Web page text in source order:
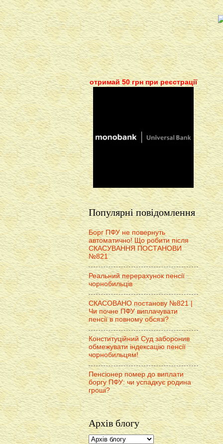
отримай 50 грн при реєстрації
Популярні повідомлення
Борг ПФУ не повернуть
автоматично! Що робити після
СКАСУВАННЯ ПОСТАНОВИ
№821
Реальний перерахунок пенсії
чорнобильців
СКАСОВАНО постанову №821 |
Чи почне ПФУ виплачувати
пенсії в повному обсязі?
Конституційний Суд заборонив
обмежувати індексацію пенсії
чорнобильцям!
Пенсіонер помер до виплати
боргу ПФУ: чи успадкує родина
гроші?
Архів блогу